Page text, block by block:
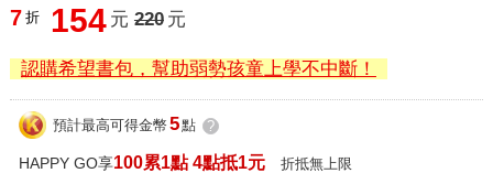
7 折 154 元 220 元
認購希望書包，幫助弱勢孩童上學不中斷！
預計最高可得金幣 5點 ?
HAPPY GO享100累1點 4點抵1元 折抵無上限